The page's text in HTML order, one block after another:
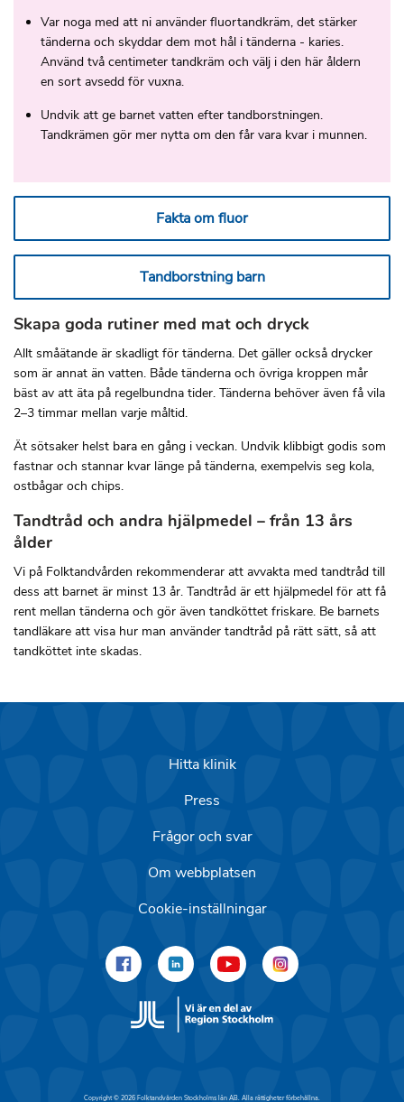
Var noga med att ni använder fluortandkräm, det stärker
tänderna och skyddar dem mot hål i tänderna - karies.
Använd två centimeter tandkräm och välj i den här åldern
en sort avsedd för vuxna.
Undvik att ge barnet vatten efter tandborstningen.
Tandkrämen gör mer nytta om den får vara kvar i munnen.
Fakta om fluor
Tandborstning barn
Skapa goda rutiner med mat och dryck
Allt småätande är skadligt för tänderna. Det gäller också drycker
som är annat än vatten. Både tänderna och övriga kroppen mår
bäst av att äta på regelbundna tider. Tänderna behöver även få vila
2–3 timmar mellan varje måltid.
Ät sötsaker helst bara en gång i veckan. Undvik klibbigt godis som
fastnar och stannar kvar länge på tänderna, exempelvis seg kola,
ostbågar och chips.
Tandtråd och andra hjälpmedel – från 13 års
ålder
Vi på Folktandvården rekommenderar att avvakta med tandtråd till
dess att barnet är minst 13 år. Tandtråd är ett hjälpmedel för att få
rent mellan tänderna och gör även tandköttet friskare. Be barnets
tandläkare att visa hur man använder tandtråd på rätt sätt, så att
tandköttet inte skadas.
Hitta klinik
Press
Frågor och svar
Om webbplatsen
Cookie-inställningar
Copyright © 2026 Folktandvården Stockholms län AB. Alla rättigheter förbehållna.